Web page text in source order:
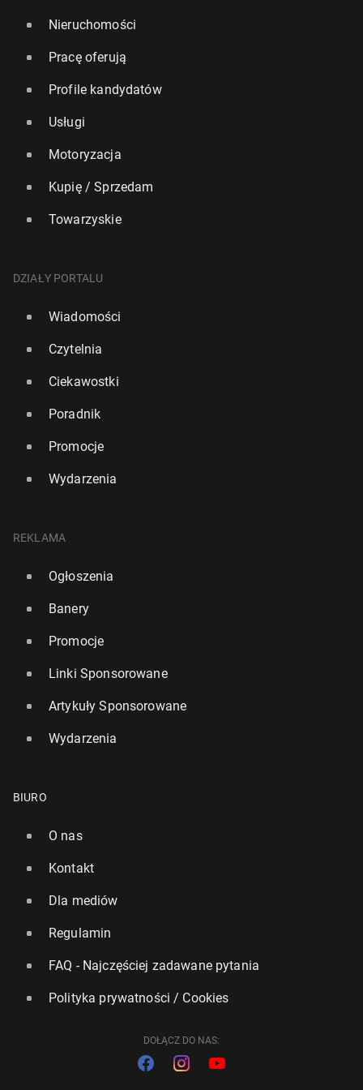
Nieruchomości
Pracę oferują
Profile kandydatów
Usługi
Motoryzacja
Kupię / Sprzedam
Towarzyskie
DZIAŁY PORTALU
Wiadomości
Czytelnia
Ciekawostki
Poradnik
Promocje
Wydarzenia
REKLAMA
Ogłoszenia
Banery
Promocje
Linki Sponsorowane
Artykuły Sponsorowane
Wydarzenia
BIURO
O nas
Kontakt
Dla mediów
Regulamin
FAQ - Najczęściej zadawane pytania
Polityka prywatności / Cookies
DOŁĄCZ DO NAS: